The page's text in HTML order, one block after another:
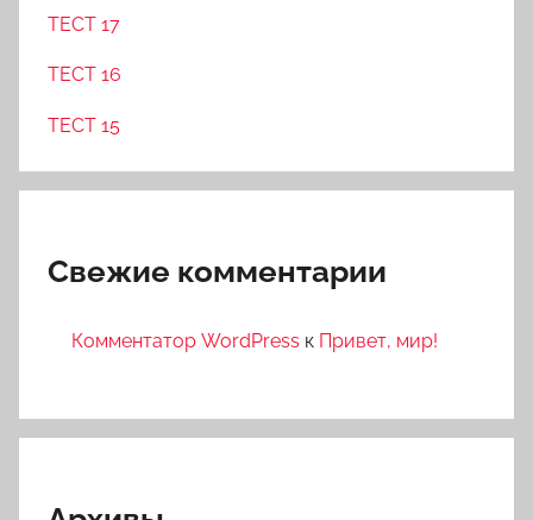
ТЕСТ 17
ТЕСТ 16
ТЕСТ 15
Свежие комментарии
Комментатор WordPress к Привет, мир!